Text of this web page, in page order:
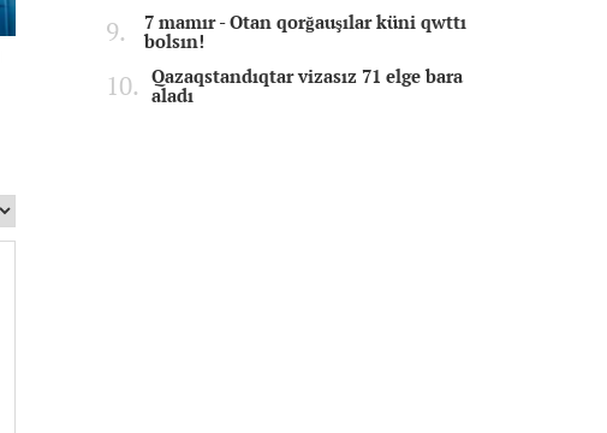
7 mamır - Otan qorğauşılar küni qwttı
bolsın!
Qazaqstandıqtar vizasız 71 elge bara
aladı